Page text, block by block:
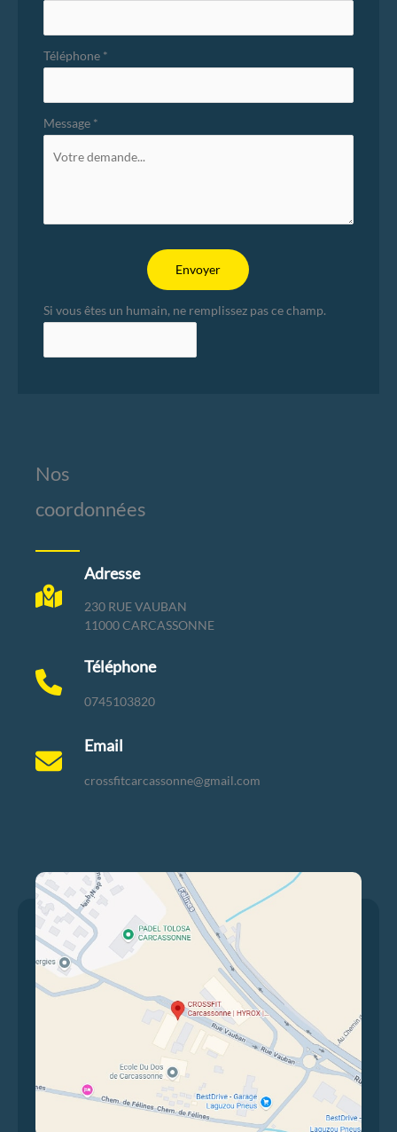
Téléphone *
Message *
Envoyer
Si vous êtes un humain, ne remplissez pas ce champ.
Nos
coordonnées
Adresse
230 RUE VAUBAN
11000 CARCASSONNE
Téléphone
0745103820
Email
crossfitcarcassonne@gmail.com